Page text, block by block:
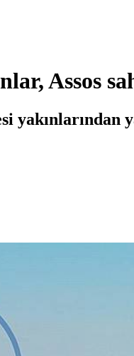
Assos